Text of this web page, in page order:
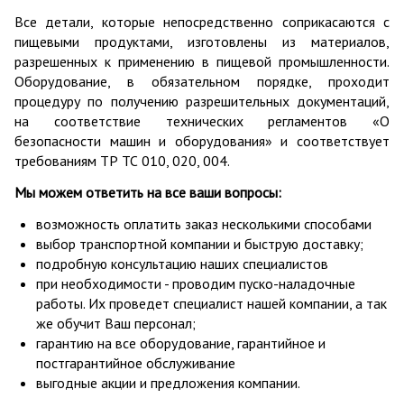
Все детали, которые непосредственно соприкасаются с
пищевыми продуктами, изготовлены из материалов,
разрешенных к применению в пищевой промышленности.
Оборудование, в обязательном порядке, проходит
процедуру по получению разрешительных документаций,
на соответствие технических регламентов «О
безопасности машин и оборудования» и соответствует
требованиям ТР ТС 010, 020, 004.
Мы можем ответить на все ваши вопросы:
возможность оплатить заказ несколькими способами
выбор транспортной компании и быструю доставку;
подробную консультацию наших специалистов
при необходимости - проводим пуско-наладочные
работы. Их проведет специалист нашей компании, а так
же обучит Ваш персонал;
гарантию на все оборудование, гарантийное и
постгарантийное обслуживание
выгодные акции и предложения компании.